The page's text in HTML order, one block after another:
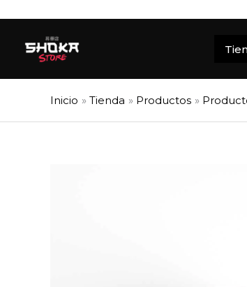
contenido
Inicio Tienda Productos